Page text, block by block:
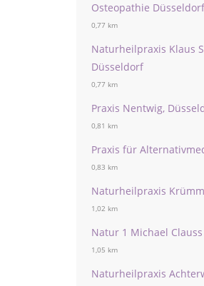
Osteopathie
0,77 km
Naturheilpraxis Klaus
Düsseldorf
0,77 km
Praxis Nentwig,
0,81 km
Praxis für
0,83 km
Naturheilpraxis
1,02 km
Natur 1 Michael
1,05 km
Naturheilpraxis